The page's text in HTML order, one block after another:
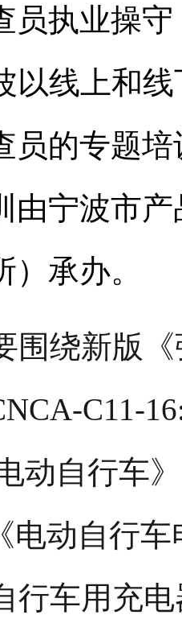
员执业操
以线上和
员的专题
由宁波市
）承办。
绕新版《
C11-
动自行车
电动自行
行车用充